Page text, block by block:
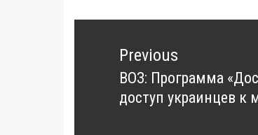
Навигация
записямPrevious
Previous
post:
ВОЗ: Программа
доступ украинцев к